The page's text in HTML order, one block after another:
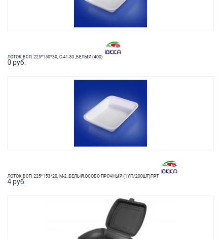
ЛОТОК ВСП, 225*150*30, С-41-30 ,БЕЛЫЙ (400)
0 руб.
ЛОТОК ВСП, 225*153*20, М-2 ,БЕЛЫЙ.ОСОБО ПРОЧНЫЙ (1УП/200ШТ)ПРТ
4 руб.